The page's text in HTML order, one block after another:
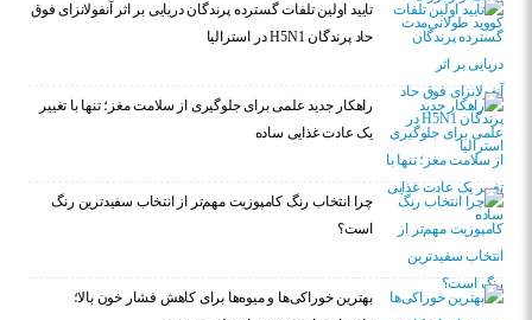
تایید اولین تلفات گسترده پرندگان دریایی بر اثر آنفولانزای فوق
حاد پرندگان H5N1 در استرالیا
راهکار جدید علمی برای جلوگیری از سلامت مغز؛ تنها با تغییر
یک عادت غذایی ساده
چرا انتخاب رنگ کامپوزیت مهم‌تر از انتخاب سفیدترین رنگ
است؟
بهترین خوراکی‌ها و میوه‌ها برای کاهش فشار خون بالا؛